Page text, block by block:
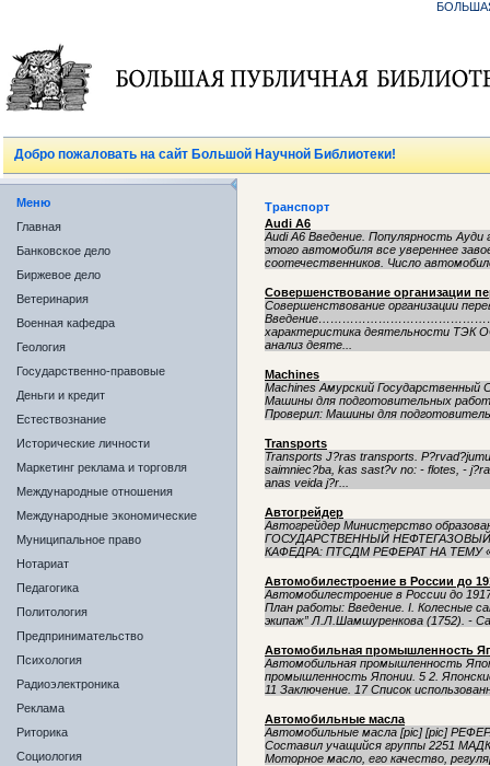
Добро пожаловать на сайт Большой Научной Библиотеки!
Меню
Главная
Банковское дело
Биржевое дело
Ветеринария
Военная кафедра
Геология
Государственно-правовые
Деньги и кредит
Естествознание
Исторические личности
Маркетинг реклама и торговля
Международные отношения
Международные экономические
Муниципальное право
Нотариат
Педагогика
Политология
Предпринимательство
Психология
Радиоэлектроника
Реклама
Риторика
Социология
Транспорт
Audi A6
Audi A6 Введение. Популярность
этого автомобиля все увереннее
соотечественников. Число
Cовершенствование организации
Cовершенствование организации
характеристика деятельности
анализ деяте...
Machines
Machines Амурский
Машины для подготовительных
Проверил: Машины для
Transports
Transports J?ras transports.
saimniec?ba, kas sast?v no: - flotes, -
anas veida j?r...
Автогрейдер
Автогрейдер Министерство
ГОСУДАРСТВЕННЫЙ
КАФЕДРА: ПТСДМ РЕФЕРАТ НА
Автомобилестроение в России до
Автомобилестроение в России до
План работы: Введение. I. Колесные
экипаж” Л.Л.Шамшуренкова (1752). -
Автомобильная промышленность
Автомобильная промышленность
промышленность Японии. 5 2.
11 Заключение. 17 Список
Автомобильные масла
Автомобильные масла [pic] [pic]
Составил учащийся группы 2251
Моторное масло, его качество,